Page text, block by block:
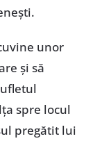
unor
şi să
spre locul
pregătit lui